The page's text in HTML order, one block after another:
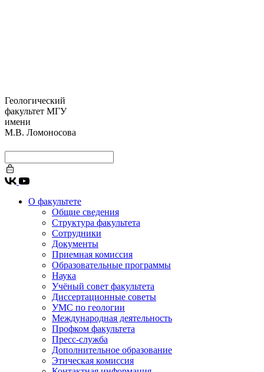
Геологический
факультет МГУ
имени
М.В. Ломоносова
О факультете
Общие сведения
Структура факультета
Сотрудники
Документы
Приемная комиссия
Образовательные программы
Наука
Учёный совет факультета
Диссертационные советы
УМС по геологии
Международная деятельность
Профком факультета
Пресс-служба
Дополнительное образование
Этическая комиссия